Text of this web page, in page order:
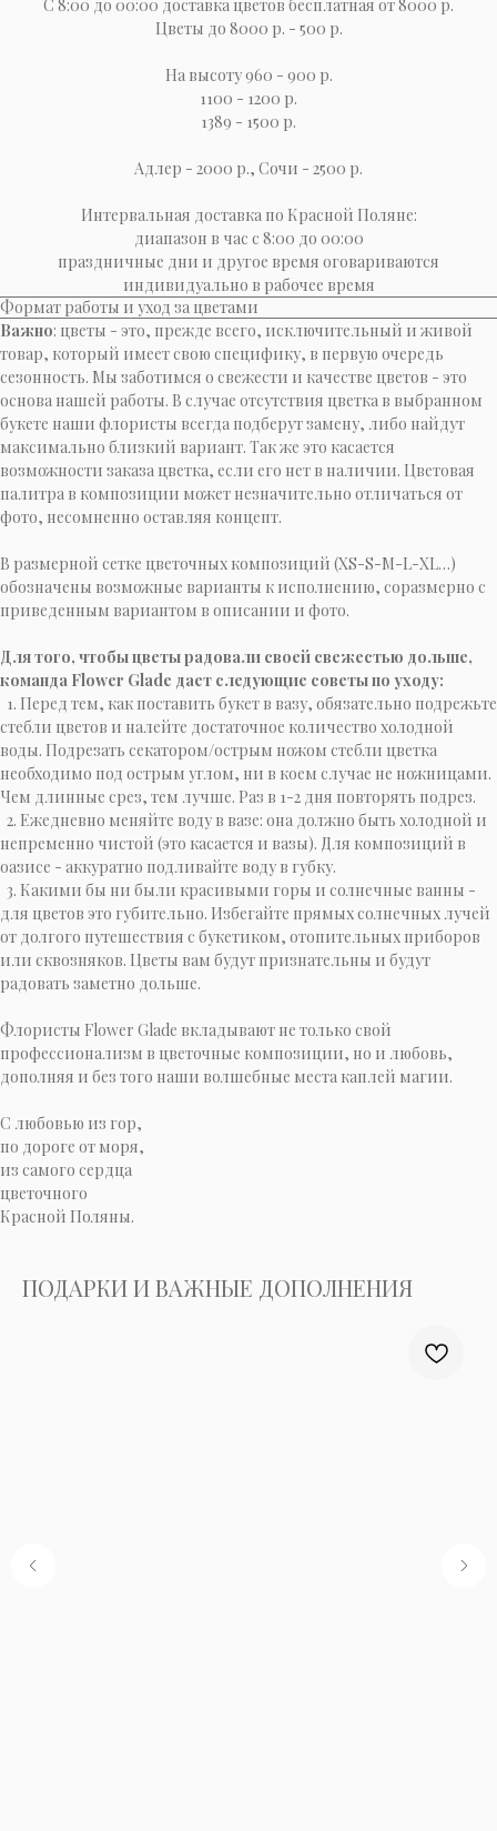
С 8:00 до 00:00 доставка цветов бесплатная от 8000 р.
Цветы до 8000 р. - 500 р.
На высоту 960 - 900 р.
1100 - 1200 р.
1389 - 1500 р.
Адлер - 2000 р., Сочи - 2500 р.
Интервальная доставка по Красной Поляне:
диапазон в час с 8:00 до 00:00
праздничные дни и другое время оговариваются
индивидуально в рабочее время
Формат работы и уход за цветами
Важно: цветы - это, прежде всего, исключительный и живой
товар, который имеет свою специфику, в первую очередь
сезонность. Мы заботимся о свежести и качестве цветов - это
основа нашей работы. В случае отсутствия цветка в выбранном
букете наши флористы всегда подберут замену, либо найдут
максимально близкий вариант. Так же это касается
возможности заказа цветка, если его нет в наличии. Цветовая
палитра в композиции может незначительно отличаться от
фото, несомненно оставляя концепт.
В размерной сетке цветочных композиций (XS-S-M-L-XL…)
обозначены возможные варианты к исполнению, соразмерно с
приведенным вариантом в описании и фото.
Для того, чтобы цветы радовали своей свежестью дольше,
команда Flower Glade дает следующие советы по уходу:
1. Перед тем, как поставить букет в вазу, обязательно подрежьте
стебли цветов и налейте достаточное количество холодной
воды. Подрезать секатором/острым ножом стебли цветка
необходимо под острым углом, ни в коем случае не ножницами.
Чем длинные срез, тем лучше. Раз в 1-2 дня повторять подрез.
2. Ежедневно меняйте воду в вазе: она должно быть холодной и
непременно чистой (это касается и вазы). Для композиций в
оазисе - аккуратно подливайте воду в губку.
3. Какими бы ни были красивыми горы и солнечные ванны -
для цветов это губительно. Избегайте прямых солнечных лучей
от долгого путешествия с букетиком, отопительных приборов
или сквозняков. Цветы вам будут признательны и будут
радовать заметно дольше.
Флористы Flower Glade вкладывают не только свой
профессионализм в цветочные композиции, но и любовь,
дополняя и без того наши волшебные места каплей магии.
C любовью из гор,
по дороге от моря,
из самого сердца
цветочного
Красной Поляны.
ПОДАРКИ И ВАЖНЫЕ ДОПОЛНЕНИЯ